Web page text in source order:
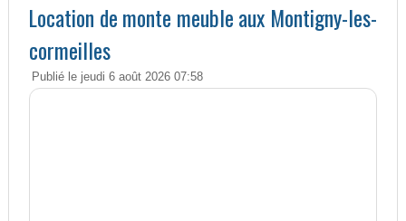
Location de monte meuble aux Montigny-les-
cormeilles
Publié le jeudi 6 août 2026 07:58